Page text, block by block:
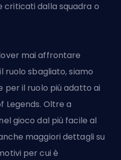
criticati dalla squadra o
mai affrontare
ruolo sbagliato, siamo
per il ruolo più adatto ai
Legends. Oltre a
gioco dal più facile al
maggiori dettagli su
per cui è